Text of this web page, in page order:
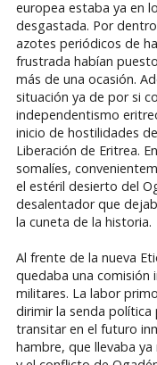
europea estaba ya en
desgastada. Por
azotes periódicos de
frustrada habían
más de una ocasión.
situación ya de por si
independentismo
inicio de hostilidades
Liberación de Eritrea.
somalíes,
el estéril desierto del
desalentador que
la cuneta de la historia.
Al frente de la nueva
quedaba una comisión
militares. La labor
dirimir la senda
transitar en el futuro
hambre, que llevaba